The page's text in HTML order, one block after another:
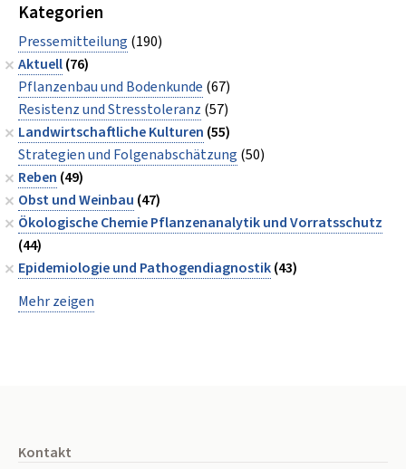
Kategorien
Pressemitteilung (190)
Aktuell(76)
Pflanzenbau und Bodenkunde (67)
Resistenz und Stresstoleranz (57)
Landwirtschaftliche Kulturen (55)
Strategien und Folgenabschätzung (50)
Reben (49)
Obst und Weinbau (47)
Ökologische Chemie Pflanzenanalytik und Vorratsschutz
(44)
Epidemiologie und Pathogendiagnostik(43)
Mehr zeigen
Kontakt